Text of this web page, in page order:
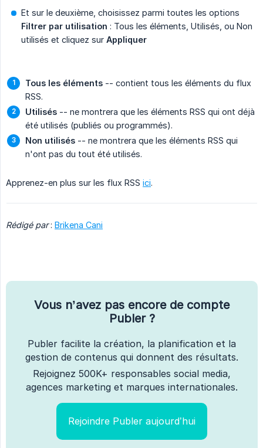
Et sur le deuxième, choisissez parmi toutes les options
Filtrer par utilisation : Tous les éléments, Utilisés, ou Non
utilisés et cliquez sur Appliquer
Tous les éléments -- contient tous les éléments du flux
RSS.
Utilisés -- ne montrera que les éléments RSS qui ont déjà
été utilisés (publiés ou programmés).
Non utilisés -- ne montrera que les éléments RSS qui
n'ont pas du tout été utilisés.
Apprenez-en plus sur les flux RSS ici.
Rédigé par: Brikena Cani
Vous n’avez pas encore de compte
Publer ?
Publer facilite la création, la planification et la
gestion de contenus qui donnent des résultats.
Rejoignez 500K+ responsables social media,
agences marketing et marques internationales.
Rejoindre Publer aujourd’hui